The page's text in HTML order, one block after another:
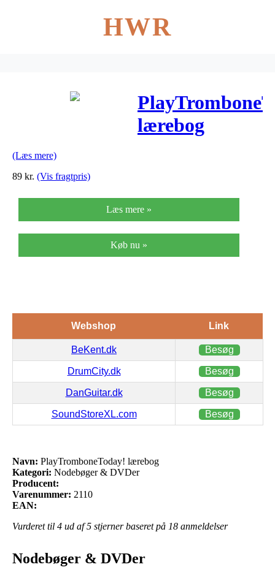
HWR
lærebog
(Læs mere)
89 kr. (Vis fragtpris)
Læs mere »
Køb nu »
Webshop Link
BeKent.dk Besøg
DrumCity.dk Besøg
DanGuitar.dk Besøg
SoundStoreXL.com Besøg
Navn: PlayTromboneToday! lærebog
Kategori: Nodebøger & DVDer
Producent:
Varenummer: 2110
EAN:
Vurderet til 4 ud af 5 stjerner baseret på 18 anmeldelser
Nodebøger & DVDer